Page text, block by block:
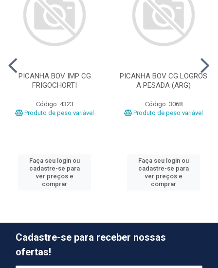
PICANHA BOV IMP CG
FRIGOCHORTI
Código: 4323
Produto de peso variável
Faça seu login ou
cadastre-se para
ver preços e
comprar
PICANHA BOV CG LOGROS
A PESADA (ARG)
Código: 3068
Produto de peso variável
Faça seu login ou
cadastre-se para
ver preços e
comprar
Cadastre-se para receber nossas
ofertas!